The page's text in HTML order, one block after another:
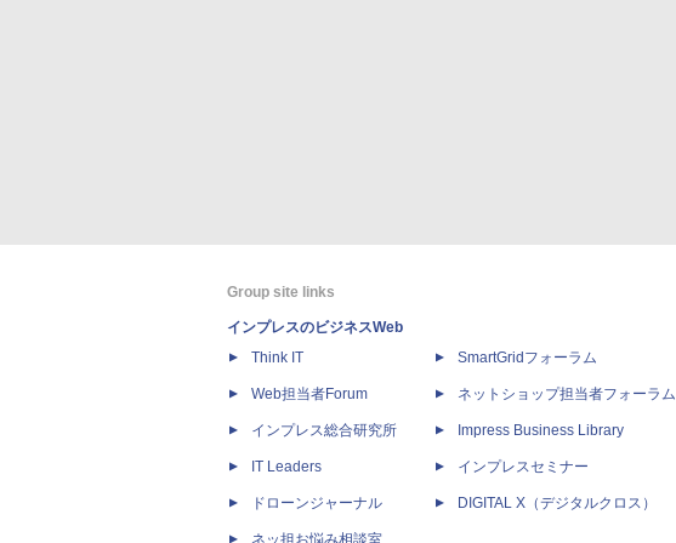
Group site links
インプレスのビジネスWeb
Think IT
Web担当者Forum
インプレス総合研究所
IT Leaders
ドローンジャーナル
ネッ担お悩み相談室
SmartGridフォーラム
ネットショップ担当者フォーラム
Impress Business Library
インプレスセミナー
DIGITAL X（デジタルクロス）